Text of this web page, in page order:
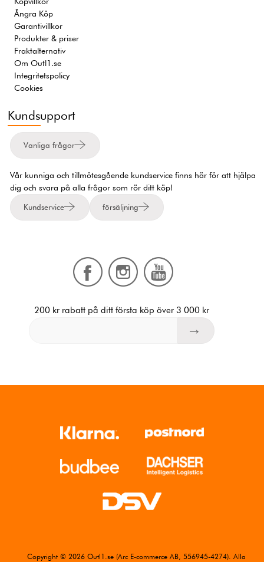
Ångra Köp
Garantivillkor
Produkter & priser
Fraktalternativ
Om Outl1.se
Integritetspolicy
Cookies
Kundsupport
Vanliga frågor
Vår kunniga och tillmötesgående kundservice finns här för att hjälpa
dig och svara på alla frågor som rör ditt köp!
Kundservice försäljning
200 kr rabatt på ditt första köp över 3 000 kr
Copyright © 2026 Outl1.se (Arc E-commerce AB, 556945-4274). Alla